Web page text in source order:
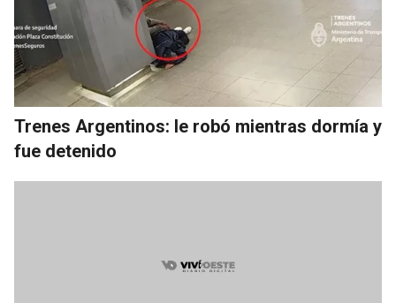
Trenes Argentinos: le robó mientras dormía y
fue detenido